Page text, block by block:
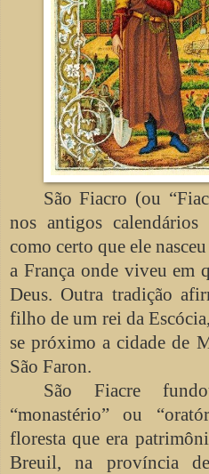
São Fiacro (ou
nos antigos
como certo que ele
a França onde viveu em
Deus. Outra tradição
filho de um rei da
se próximo a cidade de
São Faron.
São Fiacre
“monastério” ou
floresta que era
Breuil, na província